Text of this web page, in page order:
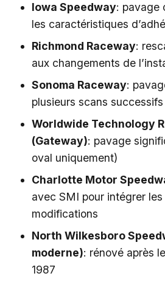
Iowa Speedway: pavage
les caractéristiques
Richmond Raceway:
aux changements de
Sonoma Raceway:
plusieurs scans successifs
Worldwide Technology
(Gateway): pavage
oval uniquement)
Charlotte Motor
avec SMI pour intégrer
modifications
North Wilkesboro
moderne): rénové après
1987